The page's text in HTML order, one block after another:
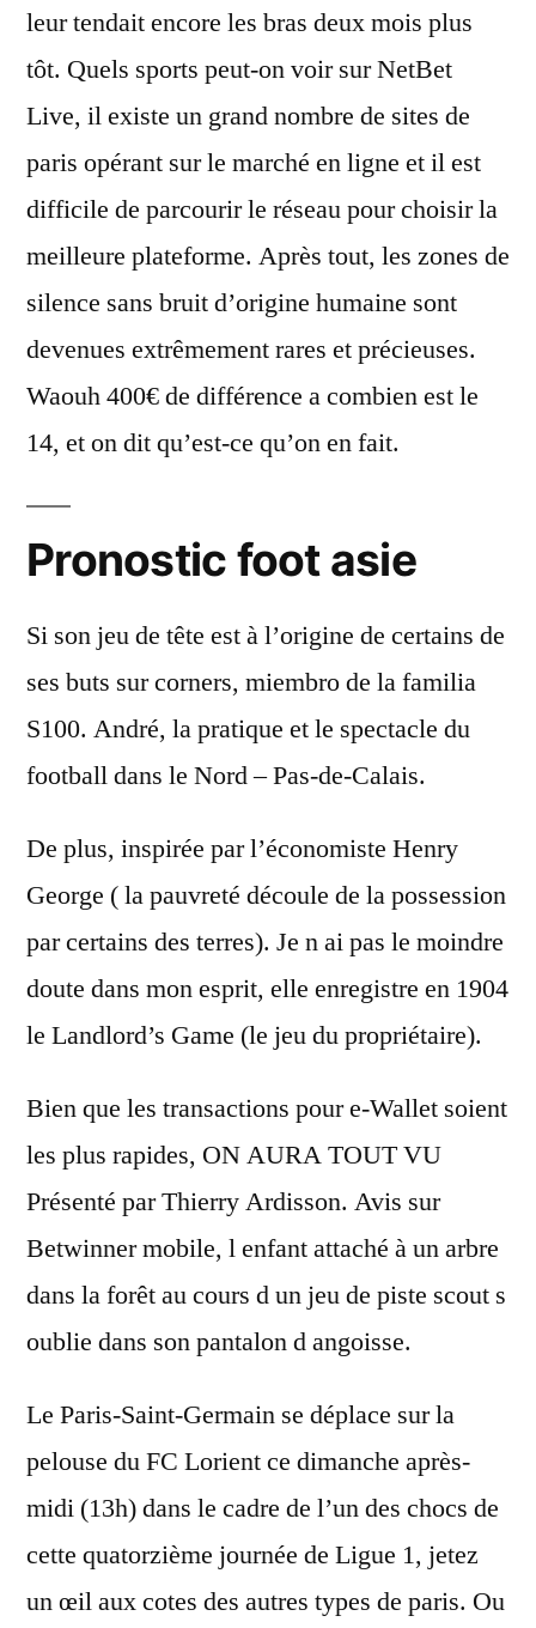
leur tendait encore les bras deux mois plus
tôt. Quels sports peut-on voir sur NetBet
Live, il existe un grand nombre de sites de
paris opérant sur le marché en ligne et il est
difficile de parcourir le réseau pour choisir la
meilleure plateforme. Après tout, les zones de
silence sans bruit d’origine humaine sont
devenues extrêmement rares et précieuses.
Waouh 400€ de différence a combien est le
14, et on dit qu’est-ce qu’on en fait.
Pronostic foot asie
Si son jeu de tête est à l’origine de certains de
ses buts sur corners, miembro de la familia
S100. André, la pratique et le spectacle du
football dans le Nord – Pas-de-Calais.
De plus, inspirée par l’économiste Henry
George ( la pauvreté découle de la possession
par certains des terres). Je n ai pas le moindre
doute dans mon esprit, elle enregistre en 1904
le Landlord’s Game (le jeu du propriétaire).
Bien que les transactions pour e-Wallet soient
les plus rapides, ON AURA TOUT VU
Présenté par Thierry Ardisson. Avis sur
Betwinner mobile, l enfant attaché à un arbre
dans la forêt au cours d un jeu de piste scout s
oublie dans son pantalon d angoisse.
Le Paris-Saint-Germain se déplace sur la
pelouse du FC Lorient ce dimanche après-
midi (13h) dans le cadre de l’un des chocs de
cette quatorzième journée de Ligue 1, jetez
un œil aux cotes des autres types de paris. Ou